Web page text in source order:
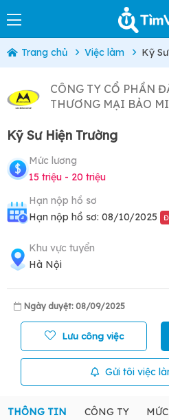
Trang chủ Việc làm Kỹ
CÔNG TY CỔ PHẦN
THƯƠNG MẠI BẢO
Kỹ Sư Hiện Trường
Mức lương
15 triệu - 20 triệu
Hạn nộp hồ sơ
Hạn nộp hồ sơ: 08/10/2025
Khu vực tuyển
Hà Nội
Ngày duyệt: 08/09/2025
Lưu công việc
Gửi tôi việc
THÔNG TIN CÔNG TY